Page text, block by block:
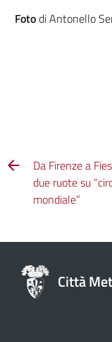
Fotodi Antonello
Da Firenze a
due ruote su
mondiale”
Città